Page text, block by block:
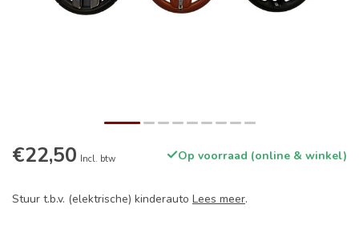
€22,50 Incl. btw Op voorraad (online & winkel)
Stuur t.b.v. (elektrische) kinderauto Lees meer.